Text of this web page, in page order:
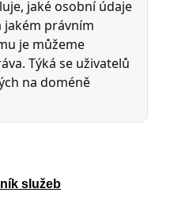
služeb